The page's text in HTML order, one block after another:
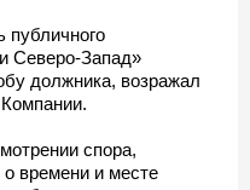
публичного
Северо-Запад»
должника, возражал
спора,
времени и месте